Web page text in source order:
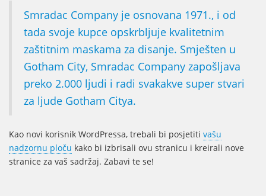
Smradac Company je osnovana 1971., i od
tada svoje kupce opskrbljuje kvalitetnim
zaštitnim maskama za disanje. Smješten u
Gotham City, Smradac Company zapošljava
preko 2.000 ljudi i radi svakakve super stvari
za ljude Gotham Citya.
Kao novi korisnik WordPressa, trebali bi posjetiti vašu
nadzornu ploču kako bi izbrisali ovu stranicu i kreirali nove
stranice za vaš sadržaj. Zabavi te se!